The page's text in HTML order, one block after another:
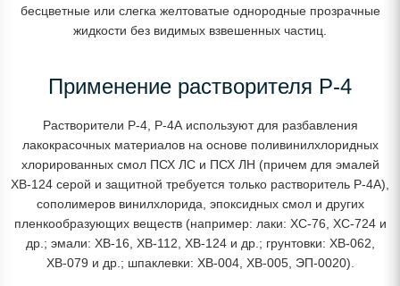
бесцветные или слегка желтоватые однородные прозрачные
жидкости без видимых взвешенных частиц.
Применение растворителя Р-4
Растворители Р-4, Р-4А используют для разбавления
лакокрасочных материалов на основе поливинилхлоридных
хлорированных смол ПСХ ЛС и ПСХ ЛН (причем для эмалей
ХВ-124 серой и защитной требуется только растворитель Р-4А),
сополимеров винилхлорида, эпоксидных смол и других
пленкообразующих веществ (например: лаки: ХС-76, ХС-724 и
др.; эмали: ХВ-16, ХВ-112, ХВ-124 и др.; грунтовки: ХВ-062,
ХВ-079 и др.; шпаклевки: ХВ-004, ХВ-005, ЭП-0020).